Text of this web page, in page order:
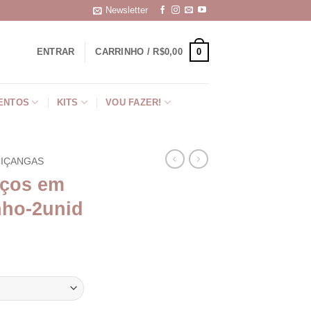
Newsletter
ENTRAR CARRINHO / R$0,00 0
KITS VOU FAZER!
em
2unid